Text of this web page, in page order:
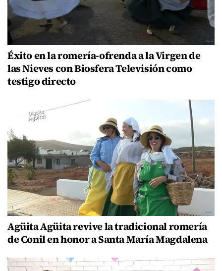
Éxito en la romería-ofrenda a la Virgen de
las Nieves con Biosfera Televisión como
testigo directo
Agüita Agüita revive la tradicional romería
de Conil en honor a Santa María Magdalena